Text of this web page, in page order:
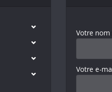
Votre nom
Votre e-